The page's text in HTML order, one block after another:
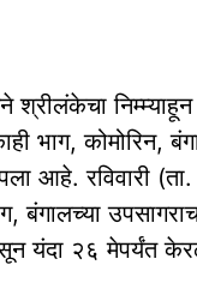
श्रीलंकेचा
भाग, कोमोरिन,
आहे. रविवारी
बंगालच्या
यंदा २६ मेपर्यंत